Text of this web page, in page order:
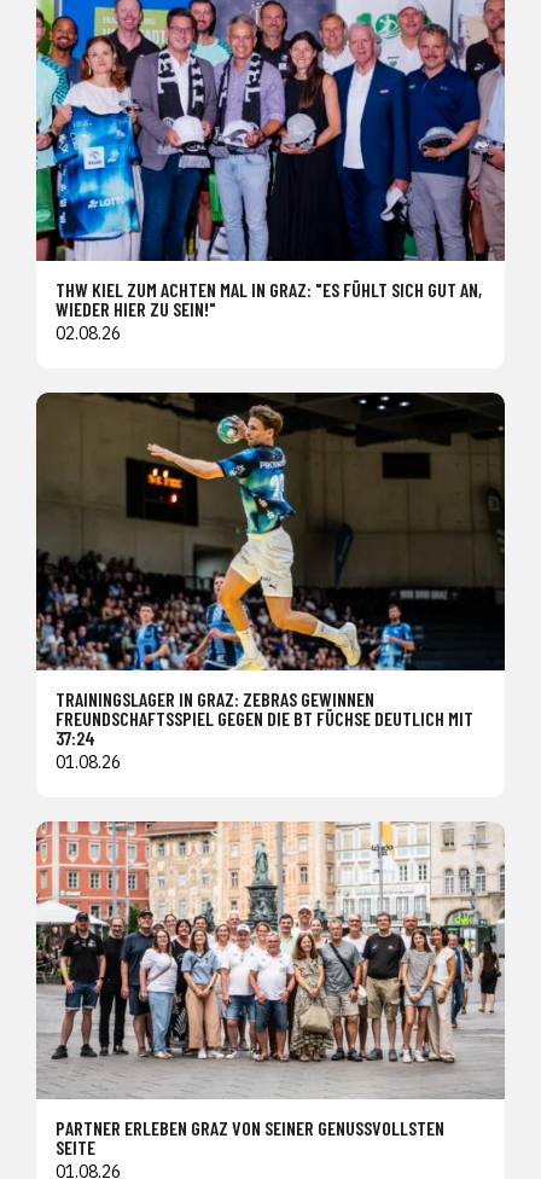
THW KIEL ZUM ACHTEN MAL IN GRAZ: "ES FÜHLT SICH GUT AN,
WIEDER HIER ZU SEIN!"
02.08.26
TRAININGSLAGER IN GRAZ: ZEBRAS GEWINNEN
FREUNDSCHAFTSSPIEL GEGEN DIE BT FÜCHSE DEUTLICH MIT
37:24
01.08.26
PARTNER ERLEBEN GRAZ VON SEINER GENUSSVOLLSTEN
SEITE
01.08.26